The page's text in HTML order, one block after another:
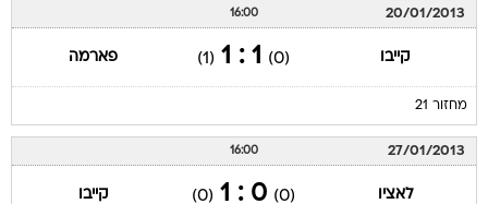
20/01/2013
16:00
קייבו (0)
1 : 1
(1) פארמה
מחזור 21
27/01/2013
16:00
לאציו (0)
0 : 1
(0) קייבו